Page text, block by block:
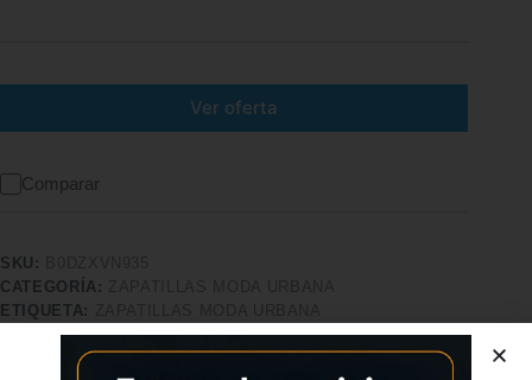
Ver oferta
Comparar
SKU:
CATEGORÍA:
ETIQUETA:
MARCA:SKECHERS
Características adicionales